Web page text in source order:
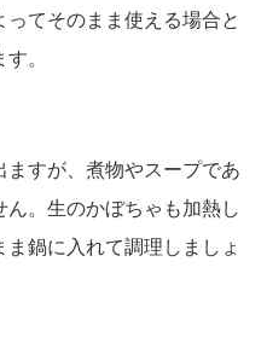
てそのまま使える場合と
。
すが、煮物やスープであ
。生のかぼちゃも加熱し
鍋に入れて調理しましょ